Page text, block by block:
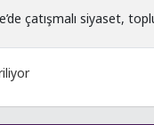
çatışmalı siyaset,